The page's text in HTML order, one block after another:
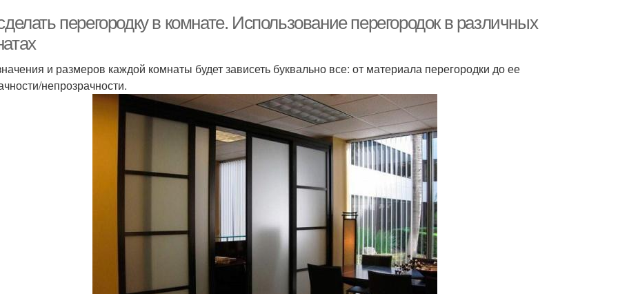
перегородку в комнате. Использование перегородок в различных
и размеров каждой комнаты будет зависеть буквально все: от материала перегородки до ее
непрозрачности.